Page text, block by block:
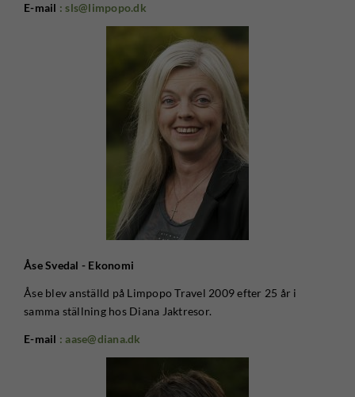
E-mail : sls@limpopo.dk
Åse Svedal - Ekonomi
Åse blev anställd på Limpopo Travel 2009 efter 25 år i
samma ställning hos Diana Jaktresor.
E-mail : aase@diana.dk